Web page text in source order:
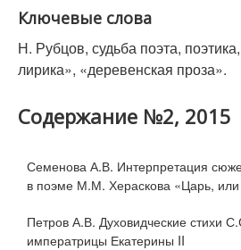
Ключевые слова
Н. Рубцов, судьба поэта,
лирика», «деревенская проза».
Содержание №2, 2015
Семенова А.В. Интерпретация
в поэме М.М. Хераскова «Царь,
Петров А.В. Духовидческие стихи
императрицы Екатерины II